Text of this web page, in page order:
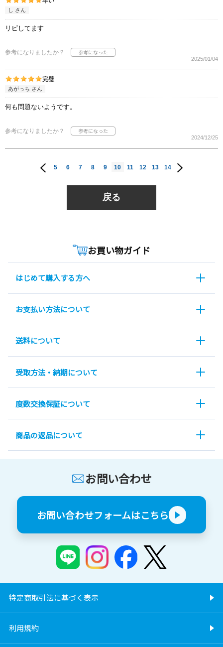
し さん
リピしてます
参考になりましたか？
2025/01/04
完璧
あがっち さん
何も問題ないようです。
参考になりましたか？
2024/12/25
5 6 7 8 9 10 11 12 13 14
戻る
お買い物ガイド
はじめて購入する方へ
お支払い方法について
送料について
受取方法・納期について
度数交換保証について
商品の返品について
お問い合わせ
お問い合わせフォームはこちら
特定商取引法に基づく表示
利用規約